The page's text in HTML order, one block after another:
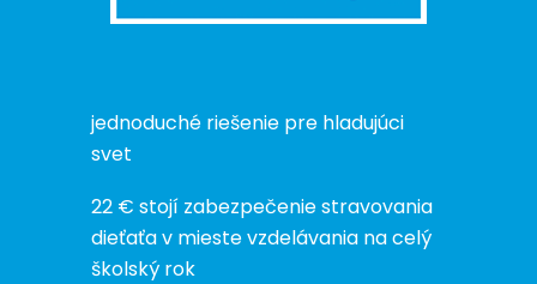
jednoduché riešenie pre hladujúci
svet
22 € stojí zabezpečenie stravovania
dieťaťa v mieste vzdelávania na celý
školský rok